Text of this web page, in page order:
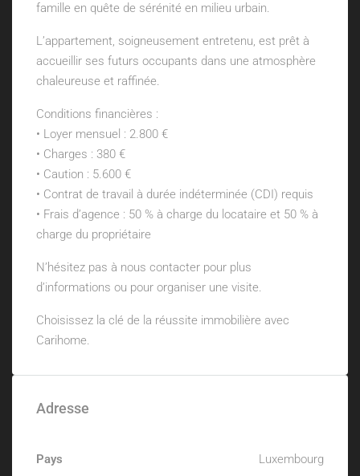
famille en quête de sérénité en milieu urbain.
L’appartement, soigneusement entretenu, est prêt à
accueillir ses futurs occupants dans une atmosphère
chaleureuse et raffinée.
Conditions financières :
• Loyer mensuel : 2.800 €
• Charges : 380 €
• Caution : 5.600 €
• Contrat de travail à durée indéterminée (CDI) requis
• Frais d’agence : 50 % à charge du locataire et 50 % à
charge du propriétaire
N’hésitez pas à nous contacter pour plus
d’informations ou pour organiser une visite.
Choisissez la clé de la réussite immobilière avec
Carihome.
Adresse
Pays Luxembourg